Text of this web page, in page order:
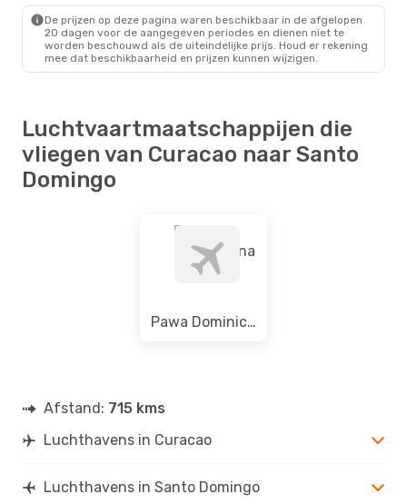
De prijzen op deze pagina waren beschikbaar in de afgelopen
20 dagen voor de aangegeven periodes en dienen niet te
worden beschouwd als de uiteindelijke prijs. Houd er rekening
mee dat beschikbaarheid en prijzen kunnen wijzigen.
Luchtvaartmaatschappijen die
vliegen van Curacao naar Santo
Domingo
Pawa Dominicana
Afstand: 715 kms
Luchthavens in Curacao
Luchthavens in Santo Domingo